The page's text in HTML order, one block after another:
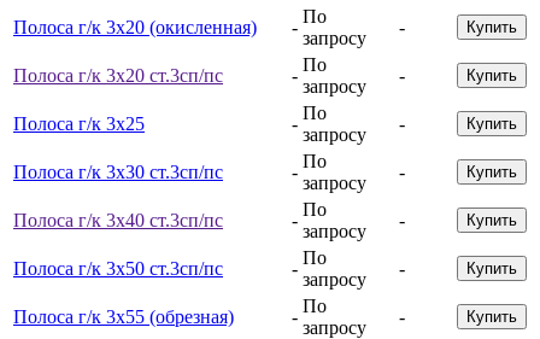
Полоса г/к 3х20 (окисленная) -
По
запросу
- Купить
Полоса г/к 3х20 ст.3сп/пс -
По
запросу
- Купить
Полоса г/к 3х25 -
По
запросу
- Купить
Полоса г/к 3х30 ст.3сп/пс -
По
запросу
- Купить
Полоса г/к 3х40 ст.3сп/пс -
По
запросу
- Купить
Полоса г/к 3х50 ст.3сп/пс -
По
запросу
- Купить
Полоса г/к 3х55 (обрезная) -
По
запросу
- Купить